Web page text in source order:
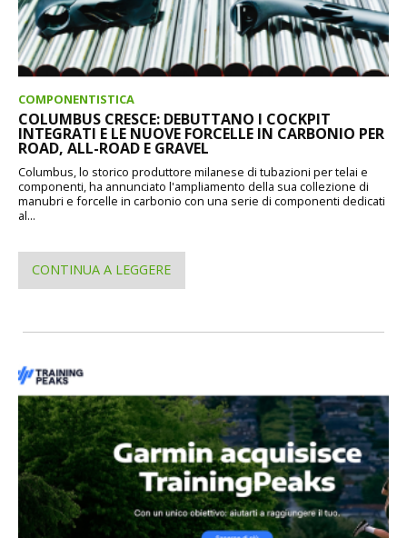
COMPONENTISTICA
COLUMBUS CRESCE: DEBUTTANO I COCKPIT
INTEGRATI E LE NUOVE FORCELLE IN CARBONIO PER
ROAD, ALL-ROAD E GRAVEL
Columbus, lo storico produttore milanese di tubazioni per telai e
componenti, ha annunciato l'ampliamento della sua collezione di
manubri e forcelle in carbonio con una serie di componenti dedicati
al...
CONTINUA A LEGGERE